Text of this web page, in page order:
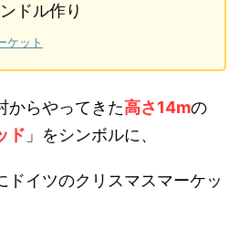
ドル作り
ケット
からやってきた高さ14mの
ド 」をシンボルに、
ドイツのクリスマスマーケッ